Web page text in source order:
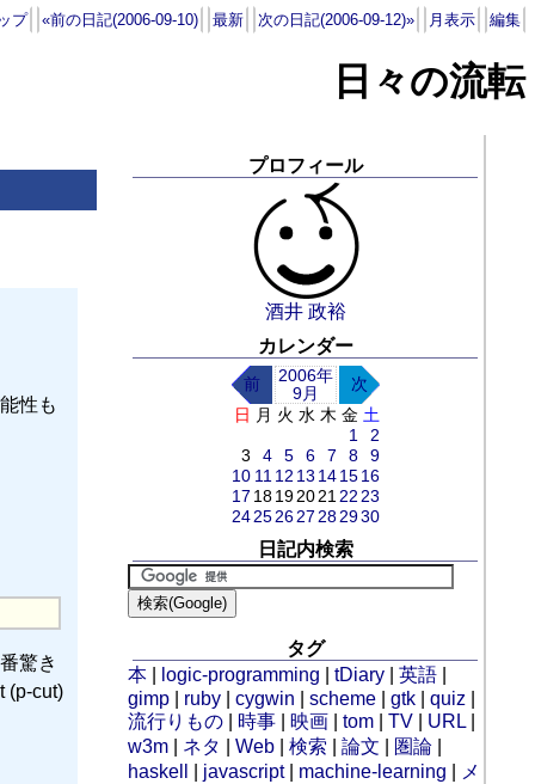
プ «前の日記(2006-09-10) 最新 次の日記(2006-09-12)» 月表示 編集
日々の流転
性も
驚き
(p-cut)
プロフィール
酒井 政裕
カレンダー
前
2006年
9月
次
日 月 火 水 木 金 土
1
2
3
4 5 6 7 8
9
10 11 12 13 14 15 16
17 18 19 20 21 22 23
24 25 26 27 28 2930
日記内検索
タグ
本
logic-programming |tDiary |英語
gimp
ruby |cygwin |scheme |gtk |quiz
流行りもの
時事 映画 |tom |TV URL
w3m
ネタ |Web |検索 |論文 圏論
haskell
javascript| machine-learning
メ